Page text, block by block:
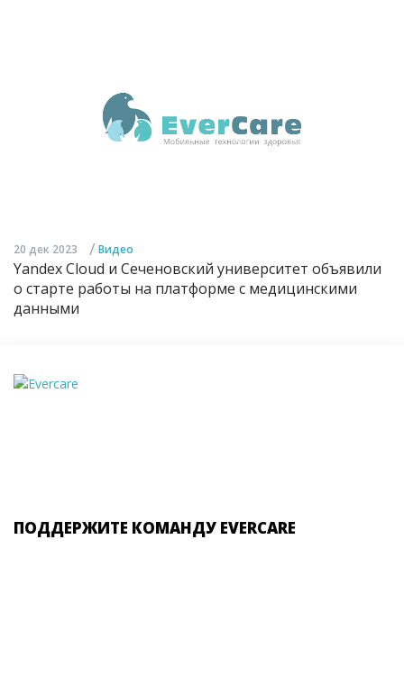
20 дек 2023 / Видео
Yandex Cloud и Сеченовский университет объявили
о старте работы на платформе с медицинскими
данными
ПОДДЕРЖИТЕ КОМАНДУ EVERCARE